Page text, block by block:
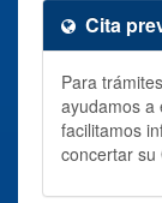
Cita
Para
ayudamos a
facilitamos
concertar su